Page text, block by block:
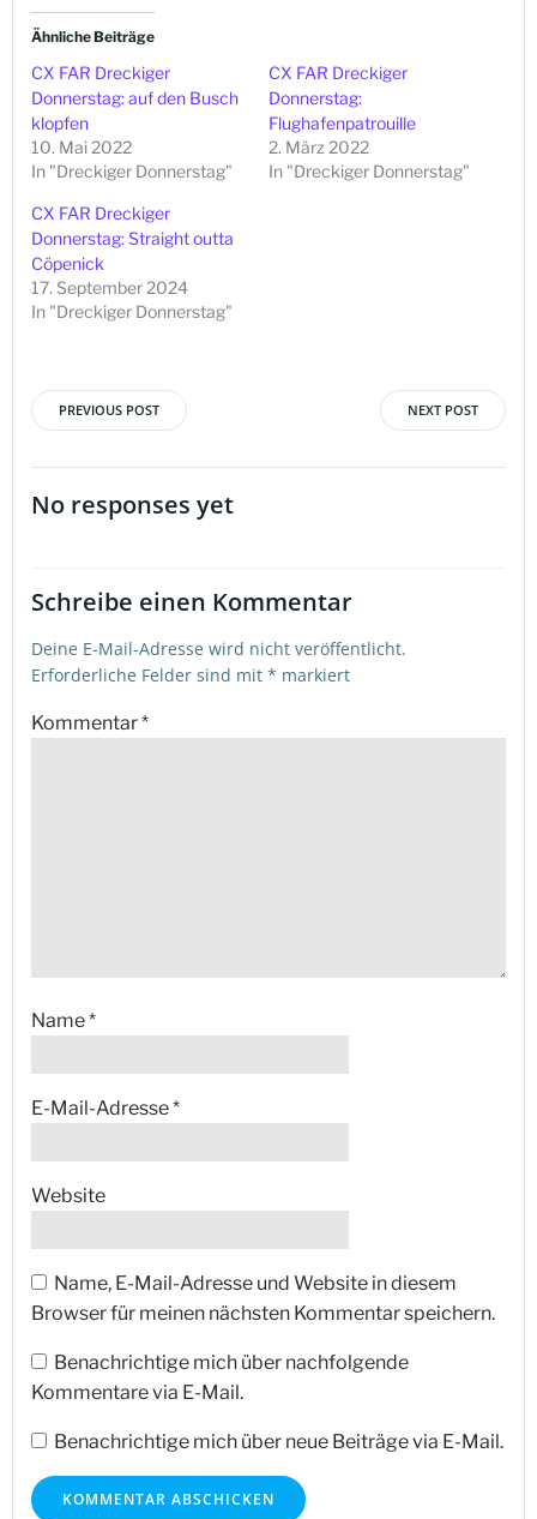
Ähnliche Beiträge
CX FAR Dreckiger
Donnerstag: auf den Busch
klopfen
10. Mai 2022
In "Dreckiger Donnerstag"
CX FAR Dreckiger
Donnerstag:
Flughafenpatrouille
2. März 2022
In "Dreckiger Donnerstag"
CX FAR Dreckiger
Donnerstag: Straight outta
Cöpenick
17. September 2024
In "Dreckiger Donnerstag"
Beitragsnavigation
PREVIOUS POST NEXT POST
No responses yet
Schreibe einen Kommentar
Deine E-Mail-Adresse wird nicht veröffentlicht.
Erforderliche Felder sind mit * markiert
Kommentar*
Name*
E-Mail-Adresse*
Website
Name, E-Mail-Adresse und Website in diesem
Browser für meinen nächsten Kommentar speichern.
Benachrichtige mich über nachfolgende
Kommentare via E-Mail.
Benachrichtige mich über neue Beiträge via E-Mail.